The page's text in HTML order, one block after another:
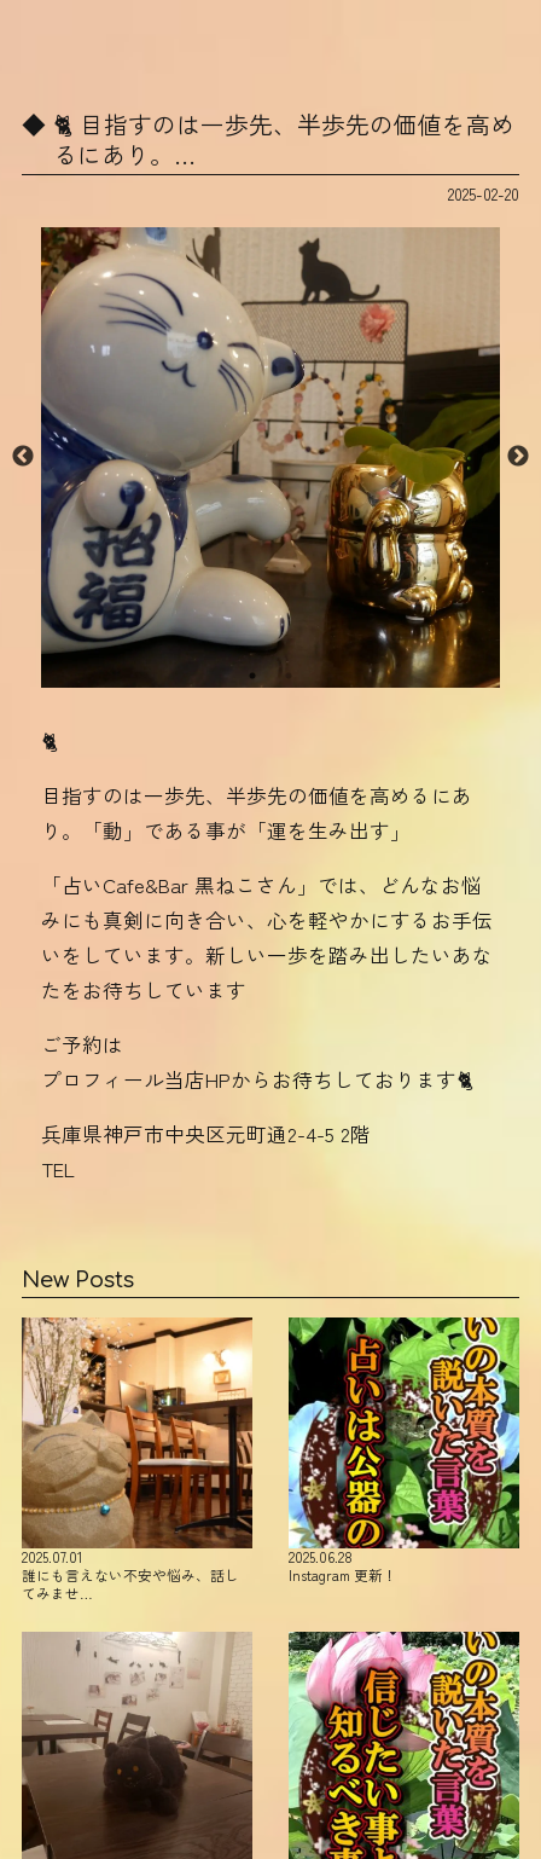
🐈‍ 目指すのは一歩先、半歩先の価値を高め
るにあり。…
2025-02-20
🐈‍
目指すのは一歩先、半歩先の価値を高めるにあ
り。「動」である事が「運を生み出す」
「占いCafe&Bar 黒ねこさん」では、どんなお悩
みにも真剣に向き合い、心を軽やかにするお手伝
いをしています。新しい一歩を踏み出したいあな
たをお待ちしています
ご予約は
プロフィール当店HPからお待ちしております🐈
兵庫県神戸市中央区元町通2-4-5 2階
TEL
New Posts
2025.07.01
誰にも言えない不安や悩み、話し
てみませ…
2025.06.28
Instagram 更新！